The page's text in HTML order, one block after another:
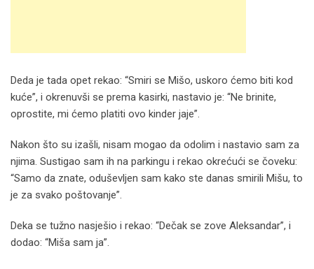
Deda je tada opet rekao: “Smiri se Mišo, uskoro ćemo biti kod
kuće”, i okrenuvši se prema kasirki, nastavio je: “Ne brinite,
oprostite, mi ćemo platiti ovo kinder jaje”.
Nakon što su izašli, nisam mogao da odolim i nastavio sam za
njima. Sustigao sam ih na parkingu i rekao okrećući se čoveku:
“Samo da znate, oduševljen sam kako ste danas smirili Mišu, to
je za svako poštovanje”.
Deka se tužno nasješio i rekao: “Dečak se zove Aleksandar”, i
dodao: “Miša sam ja”.